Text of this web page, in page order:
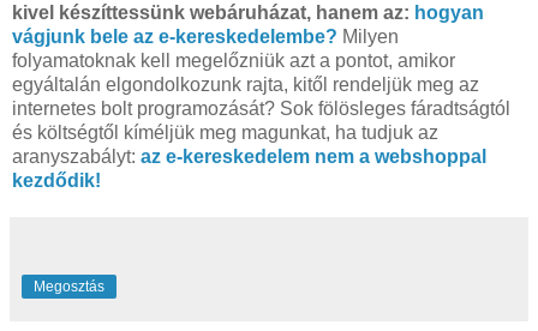
kivel készíttessünk webáruházat, hanem az: hogyan
vágjunk bele az e-kereskedelembe? Milyen
folyamatoknak kell megelőzniük azt a pontot, amikor
egyáltalán elgondolkozunk rajta, kitől rendeljük meg az
internetes bolt programozását? Sok fölösleges fáradtságtól
és költségtől kíméljük meg magunkat, ha tudjuk az
aranyszabályt: az e-kereskedelem nem a webshoppal
kezdődik!
Megosztás